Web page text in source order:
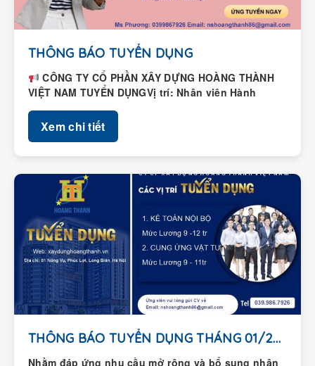
THÔNG BÁO TUYỂN DỤNG
CÔNG TY CỔ PHẦN XÂY DỰNG HOÀNG THÀNH
VIỆT NAM TUYỂN DỤNGVị trí: Nhân viên Hành
chính – Nhân...
Xem chi tiết
THÔNG BÁO TUYỂN DỤNG THÁNG 01/2026
Nhằm đáp ứng nhu cầu mở rộng và bổ sung nhân
sự, Công ty Cổ phần Xây dựng Hoàng Thành...